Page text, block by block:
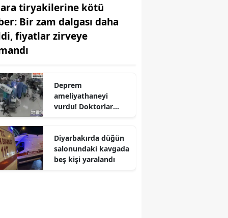
Çankırı
Çorum
Edirne
Erzincan
Erzurum
tiryakilerine kötü
Bir zam dalgası daha
fiyatlar zirveye
Deprem
ameliyathaneyi
vurdu! Doktorlar
Diyarbakırda düğün
salonundaki kavgada
beş kişi yaralandı